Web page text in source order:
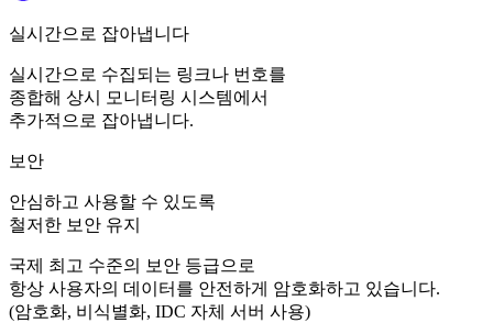
실시간으로 잡아냅니다
실시간으로 수집되는 링크나 번호를
종합해 상시 모니터링 시스템에서
추가적으로 잡아냅니다.
보안
안심하고 사용할 수 있도록
철저한 보안 유지
국제 최고 수준의 보안 등급으로
항상 사용자의 데이터를 안전하게 암호화하고 있습니다.
(암호화, 비식별화, IDC 자체 서버 사용)